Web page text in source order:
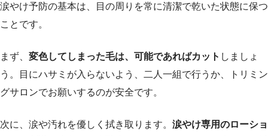
涙やけ予防の基本は、目の周りを常に清潔で乾いた状態に保つ
ことです。
まず、 変色してしまった毛は、可能であればカット しましょ
う。目にハサミが入らないよう、二人一組で行うか、トリミン
グサロンでお願いするのが安全です。
次に、涙や汚れを優しく拭き取ります。 涙やけ専用のローショ